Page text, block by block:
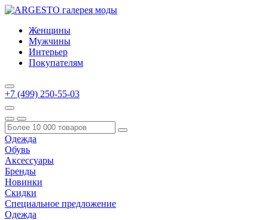
Женщины
Мужчины
Интерьер
Покупателям
+7 (499) 250-55-03
Одежда
Обувь
Аксессуары
Бренды
Новинки
Скидки
Специальное предложение
Одежда